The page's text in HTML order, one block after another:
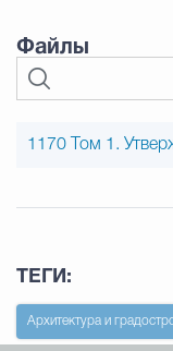
Файлы
1170 Том 1.
ТЕГИ:
Архитектура и